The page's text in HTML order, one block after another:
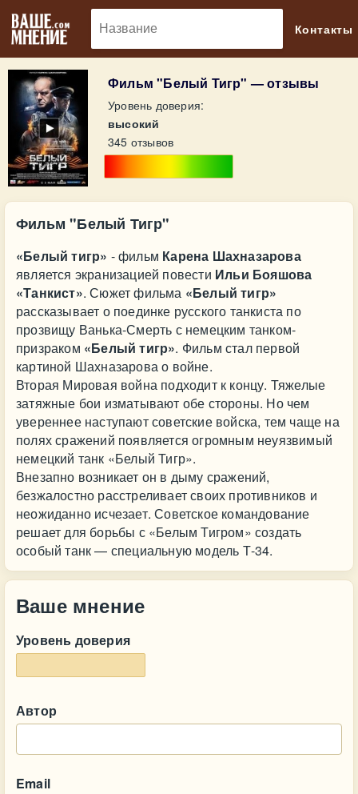
Контакты
Фильм "Белый Тигр" — отзывы
Уровень доверия:
высокий
345 отзывов
Фильм "Белый Тигр"
«Белый тигр» - фильм Карена Шахназарова
является экранизацией повести Ильи Бояшова
«Танкист». Сюжет фильма «Белый тигр»
рассказывает о поединке русского танкиста по
прозвищу Ванька-Смерть с немецким танком-
призраком «Белый тигр». Фильм стал первой
картиной Шахназарова о войне.
Вторая Мировая война подходит к концу. Тяжелые
затяжные бои изматывают обе стороны. Но чем
увереннее наступают советские войска, тем чаще на
полях сражений появляется огромным неуязвимый
немецкий танк «Белый Тигр».
Внезапно возникает он в дыму сражений,
безжалостно расстреливает своих противников и
неожиданно исчезает. Советское командование
решает для борьбы с «Белым Тигром» создать
особый танк — специальную модель Т-34.
Ваше мнение
Уровень доверия
Автор
Email